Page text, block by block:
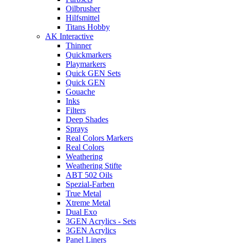
Oilbrusher
Hilfsmittel
Titans Hobby
AK Interactive
Thinner
Quickmarkers
Playmarkers
Quick GEN Sets
Quick GEN
Gouache
Inks
Filters
Deep Shades
Sprays
Real Colors Markers
Real Colors
Weathering
Weathering Stifte
ABT 502 Oils
Spezial-Farben
True Metal
Xtreme Metal
Dual Exo
3GEN Acrylics - Sets
3GEN Acrylics
Panel Liners